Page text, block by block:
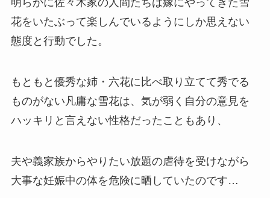
明らかに佐々木家の人間たちは嫁にやってきた雪
花をいたぶって楽しんでいるようにしか思えない
態度と行動でした。
もともと優秀な姉・六花に比べ取り立てて秀でる
ものがない凡庸な雪花は、気が弱く自分の意見を
ハッキリと言えない性格だったこともあり、
夫や義家族からやりたい放題の虐待を受けながら
大事な妊娠中の体を危険に晒していたのです…